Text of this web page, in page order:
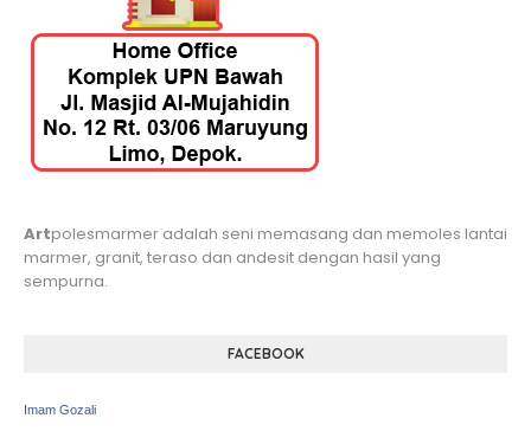
Artpolesmarmer adalah seni memasang dan memoles lantai
marmer, granit, teraso dan andesit dengan hasil yang
sempurna.
FACEBOOK
Imam Gozali